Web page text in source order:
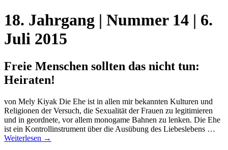
18. Jahrgang | Nummer 14 | 6.
Juli 2015
Freie Menschen sollten das nicht tun:
Heiraten!
von Mely Kiyak Die Ehe ist in allen mir bekannten Kulturen und
Religionen der Versuch, die Sexualität der Frauen zu legitimieren
und in geordnete, vor allem monogame Bahnen zu lenken. Die Ehe
ist ein Kontrollinstrument über die Ausübung des Liebeslebens …
Weiterlesen →